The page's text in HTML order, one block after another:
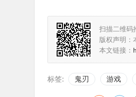
扫描二维码
版权声明：
本文链接：
标签: 鬼刃 游戏